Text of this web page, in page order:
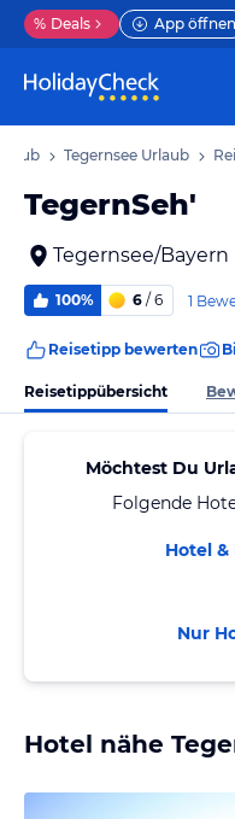
% Deals App öffnen
Tegernsee Urlaub
TegernSeh'
Tegernsee/Bayern
100% 6 / 6 1
Reisetipp bewerten
Reisetippübersicht
Möchtest Du
Folgende
Hotel
Nur
Hotel nähe